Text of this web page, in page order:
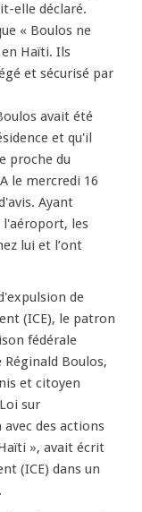
elle déclaré.
« Boulos ne
Haïti. Ils
et sécurisé par
avait été
et qu'il
proche du
le mercredi 16
Ayant
l'aéroport, les
lui et l’ont
de
(ICE), le patron
fédérale
Boulos,
et citoyen
sur
des actions
», avait écrit
(ICE) dans un